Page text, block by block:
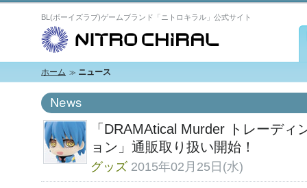
BL(ボーイズラブ)ゲームブランド「ニトロキラル」公式サイト
ホーム ニュース
「DRAMAtical Murder トレーデ
ョン」通販取り扱い開始！
グッズ 2015年02月25日(水)